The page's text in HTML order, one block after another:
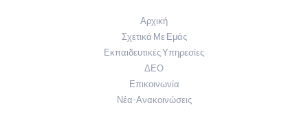
Αρχική
Σχετικά Με Εμάς
Εκπαιδευτικές Υπηρεσίες
ΔΕΟ
Επικοινωνία
Νέα-Ανακοινώσεις